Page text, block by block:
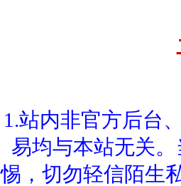
1.站内非官方后台
易均与本站无关
惕，切勿轻信陌生